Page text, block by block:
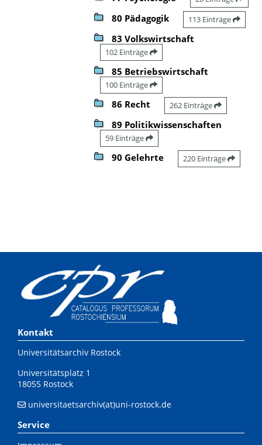
80 Pädagogik 113 Einträge
83 Volkswirtschaft
102 Einträge
85 Betriebswirtschaft
100 Einträge
86 Recht 262 Einträge
89 Politikwissenschaften
59 Einträge
90 Gelehrte 220 Einträge
Kontakt
Universitätsarchiv Rostock
Universitätsplatz 1
18055 Rostock
universitaetsarchiv(at)uni-rostock.de
Service